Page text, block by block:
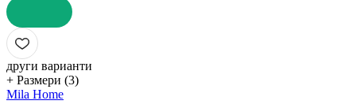
ДОБАВИ
други варианти
+ Размери (3)
Mila Home